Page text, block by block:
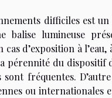
difficiles est
balise lumineuse
d’exposition à
pérennité du dispositif
sont fréquentes.
ou internationales